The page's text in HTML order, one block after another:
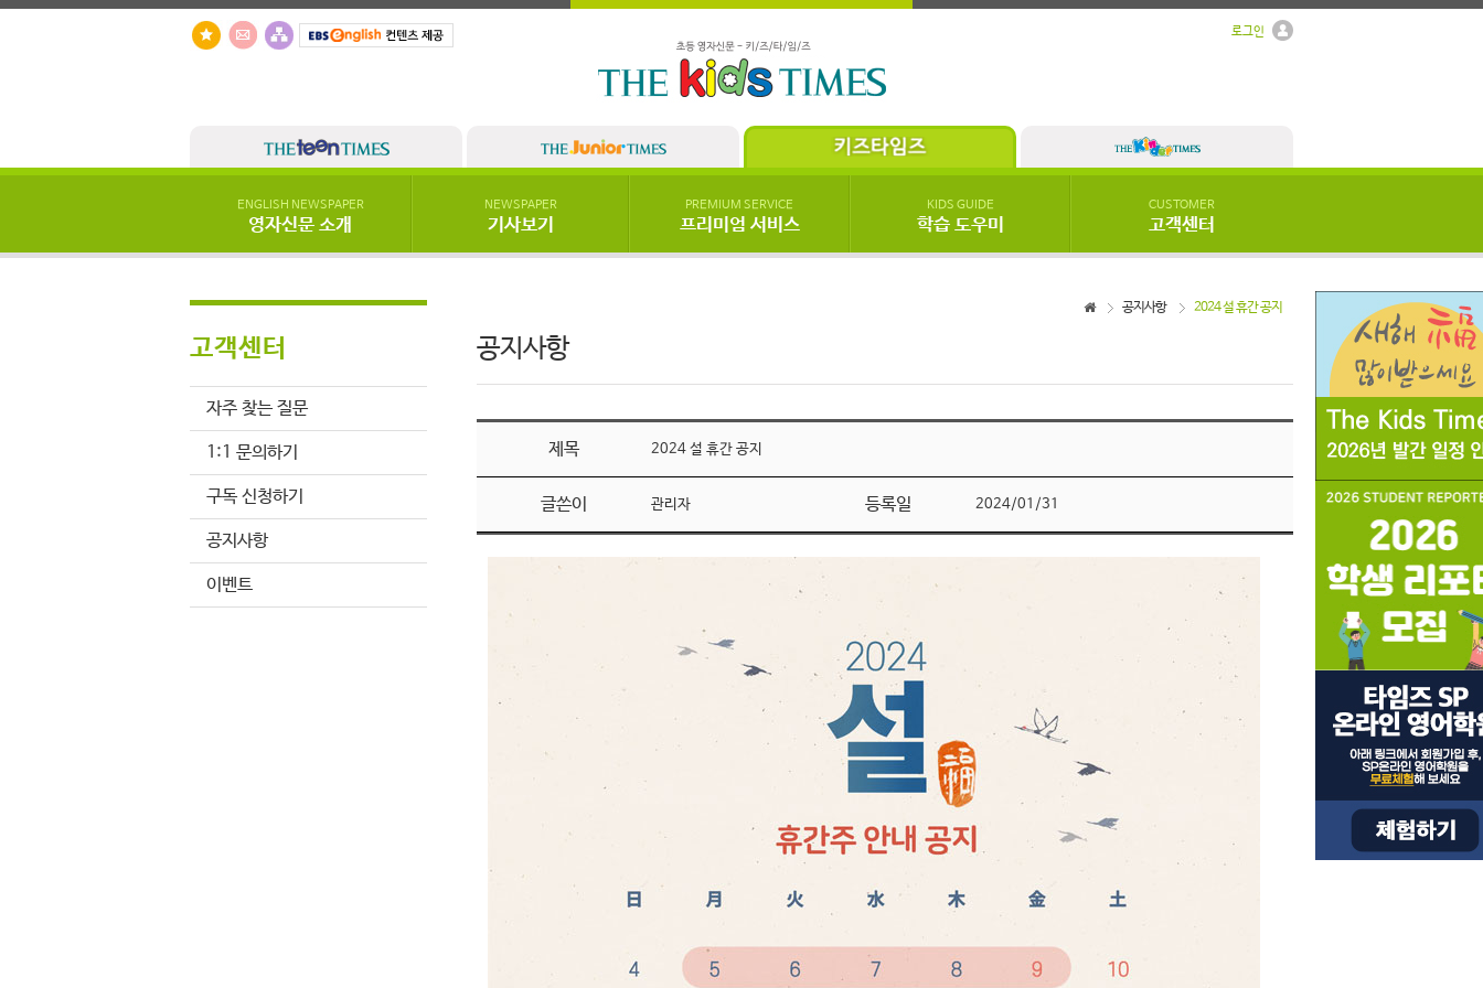
로그인
ENGLISH NEWSPAPER
영자신문 소개
NEWSPAPER
기사보기
PREMIUM SERVICE
프리미엄 서비스
KIDS GUIDE
학습 도우미
CUSTOMER
고객센터
고객센터
자주 찾는 질문
1:1 문의하기
구독 신청하기
공지사항
이벤트
2024 설 휴간 공지
공지사항
공지사항
제목 2024 설 휴간 공지
글쓴이 관리자 등록일 2024/01/31